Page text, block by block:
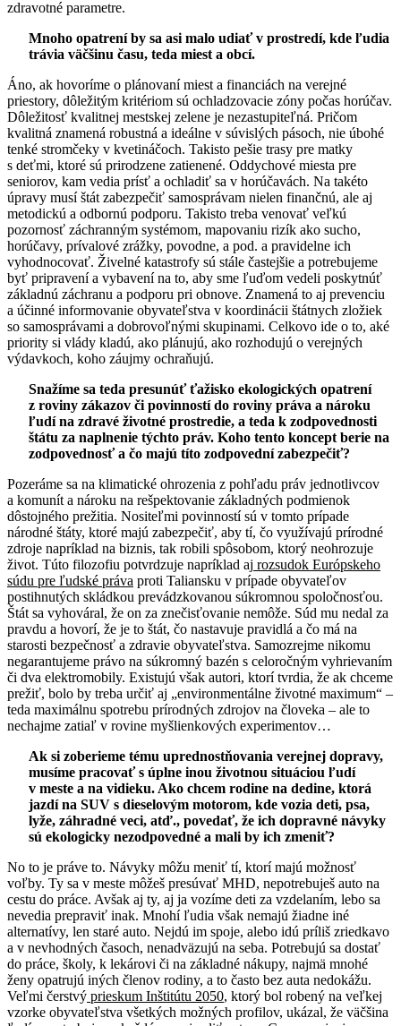
zdravotné parametre.
Mnoho opatrení by sa asi malo udiať v prostredí, kde ľudia
trávia väčšinu času, teda miest a obcí.
Áno, ak hovoríme o plánovaní miest a financiách na verejné
priestory, dôležitým kritériom sú ochladzovacie zóny počas horúčav.
Dôležitosť kvalitnej mestskej zelene je nezastupiteľná. Pričom
kvalitná znamená robustná a ideálne v súvislých pásoch, nie úbohé
tenké stromčeky v kvetináčoch. Takisto pešie trasy pre matky
s deťmi, ktoré sú prirodzene zatienené. Oddychové miesta pre
seniorov, kam vedia prísť a ochladiť sa v horúčavách. Na takéto
úpravy musí štát zabezpečiť samosprávam nielen finančnú, ale aj
metodickú a odbornú podporu. Takisto treba venovať veľkú
pozornosť záchranným systémom, mapovaniu rizík ako sucho,
horúčavy, prívalové zrážky, povodne, a pod. a pravidelne ich
vyhodnocovať. Živelné katastrofy sú stále častejšie a potrebujeme
byť pripravení a vybavení na to, aby sme ľuďom vedeli poskytnúť
základnú záchranu a podporu pri obnove. Znamená to aj prevenciu
a účinné informovanie obyvateľstva v koordinácii štátnych zložiek
so samosprávami a dobrovoľnými skupinami. Celkovo ide o to, aké
priority si vlády kladú, ako plánujú, ako rozhodujú o verejných
výdavkoch, koho záujmy ochraňujú.
Snažíme sa teda presunúť ťažisko ekologických opatrení
z roviny zákazov či povinností do roviny práva a nároku
ľudí na zdravé životné prostredie, a teda k zodpovednosti
štátu za naplnenie týchto práv. Koho tento koncept berie na
zodpovednosť a čo majú títo zodpovední zabezpečiť?
Pozeráme sa na klimatické ohrozenia z pohľadu práv jednotlivcov
a komunít a nároku na rešpektovanie základných podmienok
dôstojného prežitia. Nositeľmi povinností sú v tomto prípade
národné štáty, ktoré majú zabezpečiť, aby tí, čo využívajú prírodné
zdroje napríklad na biznis, tak robili spôsobom, ktorý neohrozuje
život. Túto filozofiu potvrdzuje napríklad aj rozsudok Európskeho
súdu pre ľudské práva proti Taliansku v prípade obyvateľov
postihnutých skládkou prevádzkovanou súkromnou spoločnosťou.
Štát sa vyhováral, že on za znečisťovanie nemôže. Súd mu nedal za
pravdu a hovorí, že je to štát, čo nastavuje pravidlá a čo má na
starosti bezpečnosť a zdravie obyvateľstva. Samozrejme nikomu
negarantujeme právo na súkromný bazén s celoročným vyhrievaním
či dva elektromobily. Existujú však autori, ktorí tvrdia, že ak chceme
prežiť, bolo by treba určiť aj „environmentálne životné maximum“ –
teda maximálnu spotrebu prírodných zdrojov na človeka – ale to
nechajme zatiaľ v rovine myšlienkových experimentov…
Ak si zoberieme tému uprednostňovania verejnej dopravy,
musíme pracovať s úplne inou životnou situáciou ľudí
v meste a na vidieku. Ako chcem rodine na dedine, ktorá
jazdí na SUV s dieselovým motorom, kde vozia deti, psa,
lyže, záhradné veci, atď., povedať, že ich dopravné návyky
sú ekologicky nezodpovedné a mali by ich zmeniť?
No to je práve to. Návyky môžu meniť tí, ktorí majú možnosť
voľby. Ty sa v meste môžeš presúvať MHD, nepotrebuješ auto na
cestu do práce. Avšak aj ty, aj ja vozíme deti za vzdelaním, lebo sa
nevedia prepraviť inak. Mnohí ľudia však nemajú žiadne iné
alternatívy, len staré auto. Nejdú im spoje, alebo idú príliš zriedkavo
a v nevhodných časoch, nenadväzujú na seba. Potrebujú sa dostať
do práce, školy, k lekárovi či na základné nákupy, najmä mnohé
ženy opatrujú iných členov rodiny, a to často bez auta nedokážu.
Veľmi čerstvý prieskum Inštitútu 2050, ktorý bol robený na veľkej
vzorke obyvateľstva všetkých možných profilov, ukázal, že väčšina